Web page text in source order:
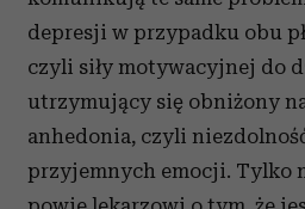
Partnerzy mogą połączyć te
otrzymanymi od Ciebie lub
korzystania z ich usług.
depresji w przypadku obu
czyli siły motywacyjnej do
utrzymujący się obniżony
anhedonia, czyli
przyjemnych emocji. Tylko